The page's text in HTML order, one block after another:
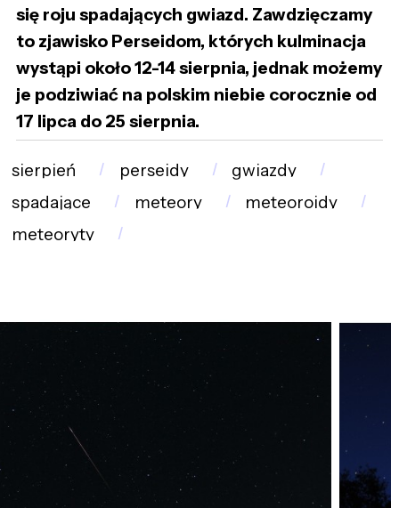
się roju spadających gwiazd. Zawdzięczamy
to zjawisko Perseidom, których kulminacja
wystąpi około 12-14 sierpnia, jednak możemy
je podziwiać na polskim niebie corocznie od
17 lipca do 25 sierpnia.
sierpień perseidy
gwiazdy
spadające
meteory
meteoroidy
meteoryty